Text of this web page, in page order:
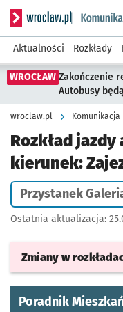
Serwis informacyjny
Aktualności Rozkłady
WROCŁAW Zakończenie
Autobusy
wroclaw.pl Komunikacja
Rozkład
kierunek:
Przystanek
Ostatnia aktualizacja:
Zmiany w
Poradnik